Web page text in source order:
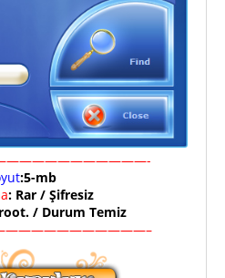
:5-mb
: Rar / Şifresiz
/ Durum Temiz